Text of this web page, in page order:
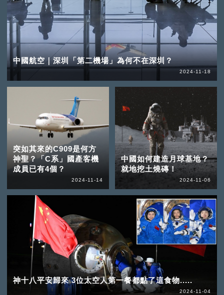
中國航空｜深圳「第二機場」為何不在深圳？
2024-11-18
突如其來的C909是何方
神聖？「C系」國產客機
成員已有4個？
2024-11-14
中國如何建造月球基地？
就地挖土燒磚！
2024-11-06
神十八平安歸來 3位太空人第一餐都點了這食物.....
2024-11-04